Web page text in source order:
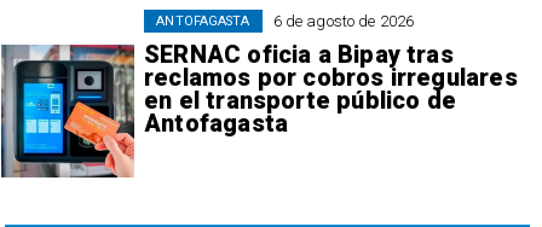
6 de agosto de 2026
SERNAC oficia a Bipay tras
reclamos por cobros irregulares
en el transporte público de
Antofagasta
ANTOFAGASTA